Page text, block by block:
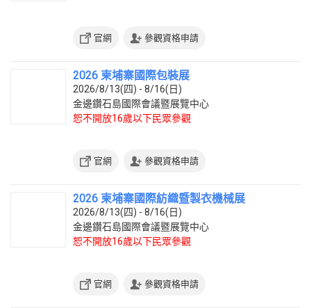
官網 參觀資格申請
2026 柬埔寨國際包裝展
2026/8/13(四) - 8/16(日)
金邊鑽石島國際會議暨展覽中心
恕不開放16歲以下民眾參觀
官網 參觀資格申請
2026 柬埔寨國際紡織暨製衣機械展
2026/8/13(四) - 8/16(日)
金邊鑽石島國際會議暨展覽中心
恕不開放16歲以下民眾參觀
官網 參觀資格申請